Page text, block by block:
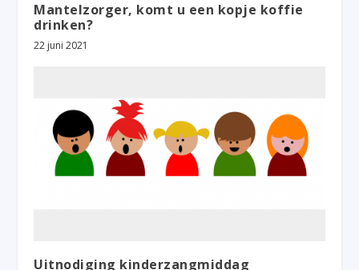
Mantelzorger, komt u een kopje koffie
drinken?
22 juni 2021
Uitnodiging kinderzangmiddag